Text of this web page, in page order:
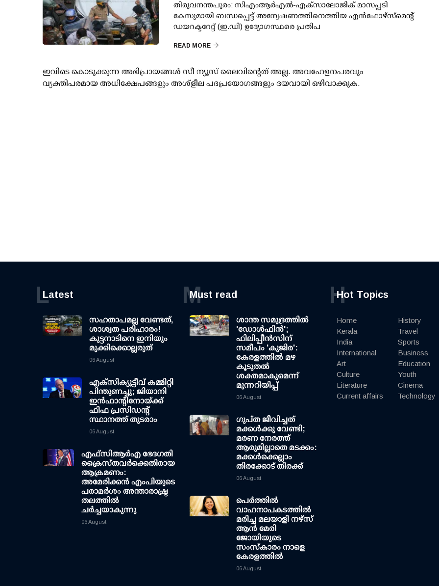
തിരുവനന്തപുരം: സിഎംആര്‍എല്‍-എക്‌സാലോജിക് മാസപ്പടി
കേസുമായി ബന്ധപ്പെട്ട് അന്വേഷണത്തിനെത്തിയ എന്‍ഫോഴ്സ്മെന്റ്
ഡയറക്ടറേറ്റ് (ഇ.ഡി) ഉദ്യോഗസ്ഥരെ പ്രതിപ
READ MORE
ഇവിടെ കൊടുക്കുന്ന അഭിപ്രായങ്ങള്‍ സീ ന്യൂസ് ലൈവിന്റെത് അല്ല. അവഹേളനപരവും
വ്യക്തിപരമായ അധിക്ഷേപങ്ങളും അശ്‌ളീല പദപ്രയോഗങ്ങളും ദയവായി ഒഴിവാക്കുക.
Latest
L
സഹതാപമല്ല വേണ്ടത്,
ശാശ്വത പരിഹാരം!
കുട്ടനാടിനെ ഇനിയും
മുക്കിക്കൊല്ലരുത്
06 August
എക്സിക്യൂട്ടീവ് കമ്മിറ്റി
പിന്തുണച്ചു; ജിയാനി
ഇന്‍ഫാന്റിനോയ്ക്ക്
ഫിഫ പ്രസിഡന്റ്
സ്ഥാനത്ത് തുടരാം
06 August
എഫ്‌സി‌ആര്‍‌എ ഭേദഗതി
ക്രൈസ്തവർക്കെതിരായ
ആക്രമണം:
അമേരിക്കൻ എംപിയുടെ
പരാമർശം അന്താരാഷ്ട്ര
തലത്തിൽ
ചർച്ചയാകുന്നു
06 August
Must read
M
ശാന്ത സമുദ്രത്തില്‍
'ഡോള്‍ഫിന്‍';
ഫിലിപ്പീന്‍സിന്
സമീപം 'കുജിര':
കേരളത്തില്‍ മഴ
കൂടുതല്‍
ശക്തമാകുമെന്ന്
മുന്നറിയിപ്പ്
06 August
ഗുപ്ത ജീവിച്ചത്
മക്കള്‍ക്കു വേണ്ടി;
മരണ നേരത്ത്
ആരുമില്ലാതെ മടക്കം:
മക്കള്‍ക്കെല്ലാം
തിരക്കോട് തിരക്ക്
06 August
പെർത്തിൽ
വാഹനാപകടത്തിൽ
മരിച്ച മലയാളി നഴ്സ്
ആൻ മേരി
ജോയിയുടെ
സംസ്കാരം നാളെ
കേരളത്തിൽ
06 August
Hot Topics
H
Home
Kerala
India
International
Art
Culture
Literature
Current affairs
History
Travel
Sports
Business
Education
Youth
Cinema
Technology